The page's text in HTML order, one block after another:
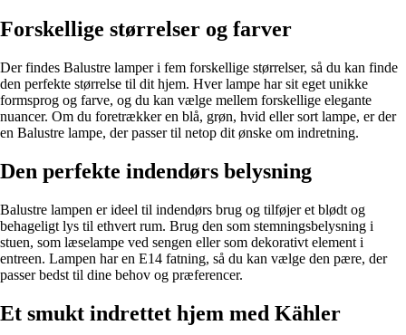
Forskellige størrelser og farver
Der findes Balustre lamper i fem forskellige størrelser, så du kan finde
den perfekte størrelse til dit hjem. Hver lampe har sit eget unikke
formsprog og farve, og du kan vælge mellem forskellige elegante
nuancer. Om du foretrækker en blå, grøn, hvid eller sort lampe, er der
en Balustre lampe, der passer til netop dit ønske om indretning.
Den perfekte indendørs belysning
Balustre lampen er ideel til indendørs brug og tilføjer et blødt og
behageligt lys til ethvert rum. Brug den som stemningsbelysning i
stuen, som læselampe ved sengen eller som dekorativt element i
entreen. Lampen har en E14 fatning, så du kan vælge den pære, der
passer bedst til dine behov og præferencer.
Et smukt indrettet hjem med Kähler